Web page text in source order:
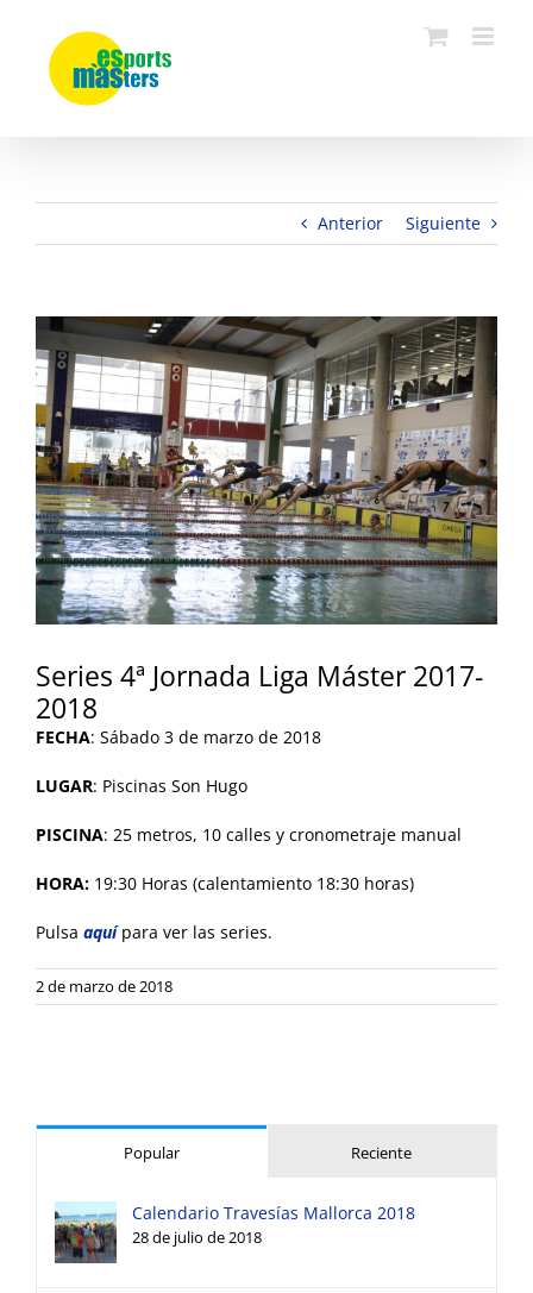
contenido
Anterior Siguiente
Series 4ª Jornada Liga Máster 2017-
2018
FECHA: Sábado 3 de marzo de 2018
LUGAR: Piscinas Son Hugo
PISCINA: 25 metros, 10 calles y cronometraje manual
HORA: 19:30 Horas (calentamiento 18:30 horas)
Pulsa aquípara ver las series.
2 de marzo de 2018
Popular Reciente
Calendario Travesías Mallorca 2018
28 de julio de 2018